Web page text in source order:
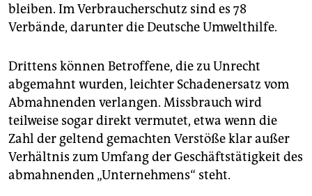
bleiben. Im Verbraucherschutz sind es 78
Verbände, darunter die Deutsche Umwelthilfe.
Drittens können Betroffene, die zu Unrecht
abgemahnt wurden, leichter Schadenersatz vom
Abmahnenden verlangen. Missbrauch wird
teilweise sogar direkt vermutet, etwa wenn die
Zahl der geltend gemachten Verstöße klar außer
Verhältnis zum Umfang der Geschäftstätigkeit des
abmahnenden „Unternehmens“ steht.